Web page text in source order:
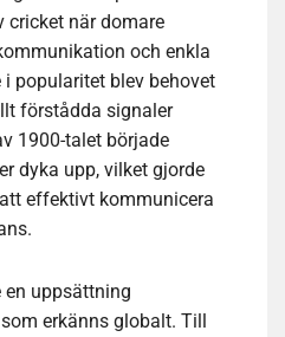
cricket när domare
och enkla
i popularitet blev behovet
förstådda signaler
1900-talet började
dyka upp, vilket gjorde
effektivt kommunicera
en uppsättning
erkänns globalt. Till